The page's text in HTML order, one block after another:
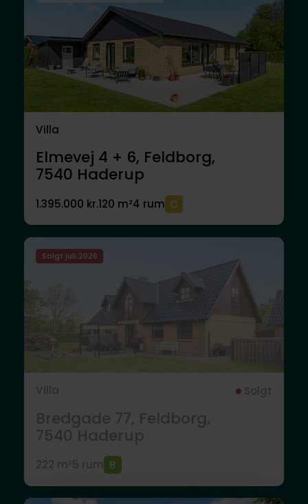
Villa
Elmevej 4 + 6, Feldborg,
7540 Haderup
1.395.000 kr.120 m²4 rum
Solgt juli 2026